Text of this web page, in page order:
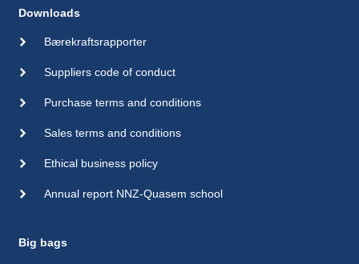
Downloads
Bærekraftsrapporter
Suppliers code of conduct
Purchase terms and conditions
Sales terms and conditions
Ethical business policy
Annual report NNZ-Quasem school
Big bags